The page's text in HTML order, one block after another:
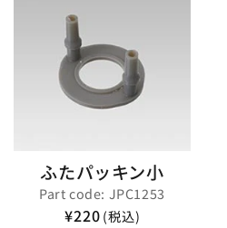
ふたパッキン小
Part code: JPC1253
¥220(税込)